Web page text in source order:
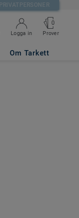
PRIVATPERSONER
Logga in
0
Prover
Om Tarkett